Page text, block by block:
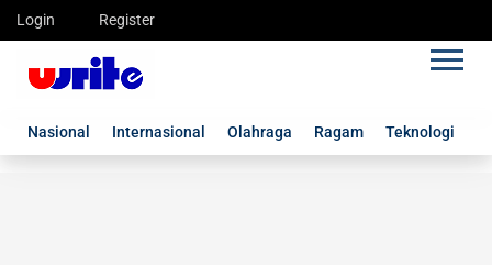
Login Register
Nasional Internasional Olahraga Ragam Teknologi